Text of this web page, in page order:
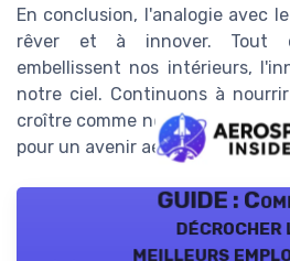
En conclusion, l'analogie avec le
rêver et à innover. Tout
embellissent nos intérieurs,
notre ciel. Continuons à
croître comme nous le faisons
pour un avenir aéronautique
GUIDE :
décrocher
meilleurs